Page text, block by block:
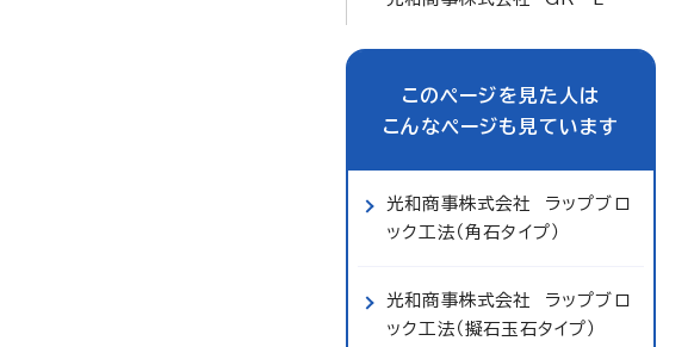
このページを見た人は
こんなページも見ています
光和商事株式会社 ラップブロ
ック工法（角石タイプ）
光和商事株式会社 ラップブロ
ック工法（擬石玉石タイプ）